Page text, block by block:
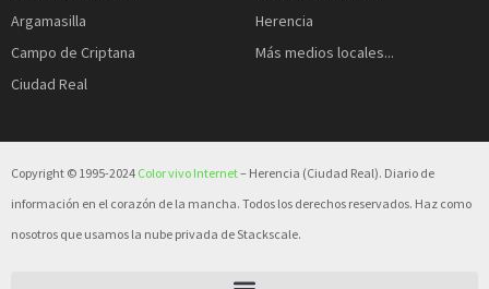
Argamasilla
Campo de Criptana
Ciudad Real
Herencia
Más medios locales...
Copyright © 1995-2024 Color vivo Internet– Herencia (Ciudad Real). Diario de
información en el corazón de la mancha. Todos los derechos reservados. Haz como
nosotros que usamos la nube privada de Stackscale.